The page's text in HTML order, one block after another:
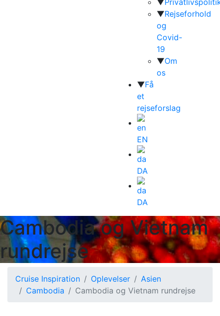
▼
▼Rejseforhold
og
Covid-
19
▼Om
os
▼Få
et
rejseforslag
EN
DA
DA
Cambodia og Vietnam
rundrejse
Cruise Inspiration Oplevelser
Asien
Cambodia
Cambodia og Vietnam rundrejse